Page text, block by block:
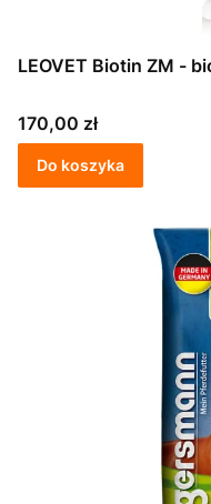
LEOVET Biotin ZM -
Cena
170,00 zł
Do koszyka